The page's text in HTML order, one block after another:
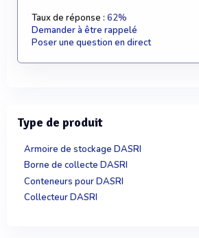
Taux de réponse : 62%
Demander à être rappelé
Poser une question en direct
Type de produit
Armoire de stockage DASRI
Borne de collecte DASRI
Conteneurs pour DASRI
Collecteur DASRI